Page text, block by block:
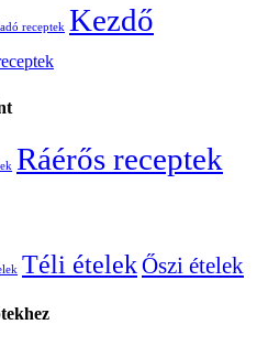
receptek Kezdő
Ráérős receptek
Téli ételekŐszi ételek